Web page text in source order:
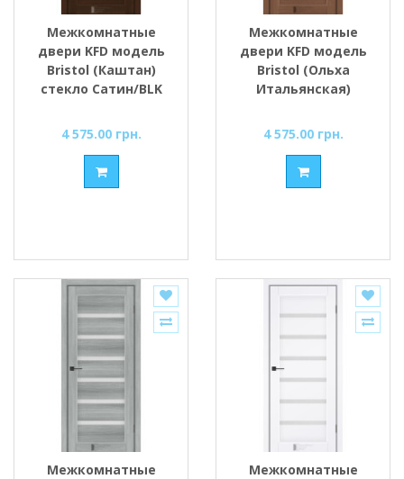
Межкомнатные
двери KFD модель
Bristol (Каштан)
стекло Сатин/BLK
4 575.00 грн.
Межкомнатные
двери KFD модель
Bristol (Ольха
Итальянская)
4 575.00 грн.
Межкомнатные
Межкомнатные